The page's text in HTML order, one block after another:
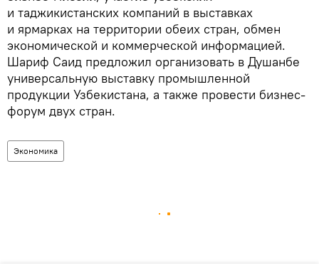
и таджикистанских компаний в выставках
и ярмарках на территории обеих стран, обмен
экономической и коммерческой информацией.
Шариф Саид предложил организовать в Душанбе
универсальную выставку промышленной
продукции Узбекистана, а также провести бизнес-
форум двух стран.
Экономика